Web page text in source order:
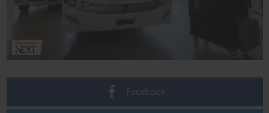
Facebook